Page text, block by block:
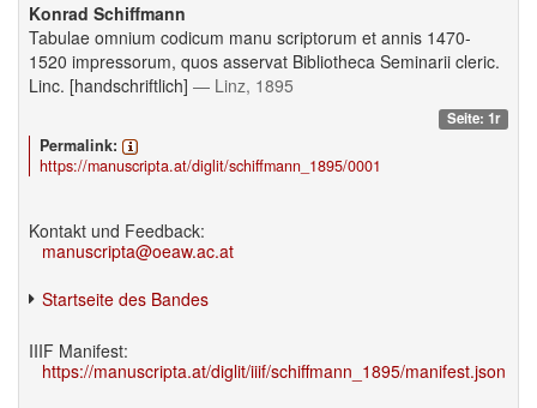
Konrad Schiffmann
Tabulae omnium codicum manu scriptorum et annis 1470-
1520 impressorum, quos asservat Bibliotheca Seminarii cleric.
Linc. [handschriftlich] — Linz, 1895
Seite: 1r
Permalink:
https://manuscripta.at/diglit/schiffmann_1895/0001
Kontakt und Feedback:
manuscripta@oeaw.ac.at
Startseite des Bandes
IIIF Manifest:
https://manuscripta.at/diglit/iiif/schiffmann_1895/manifest.json